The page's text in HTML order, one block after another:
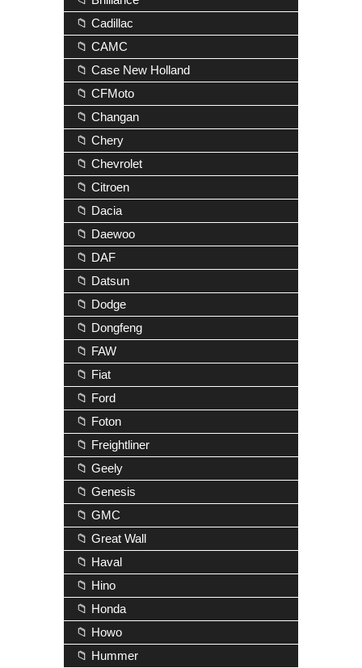
📁 Cadillac
📁 CAMC
📁 Case New Holland
📁 CFMoto
📁 Changan
📁 Chery
📁 Chevrolet
📁 Citroen
📁 Dacia
📁 Daewoo
📁 DAF
📁 Datsun
📁 Dodge
📁 Dongfeng
📁 FAW
📁 Fiat
📁 Ford
📁 Foton
📁 Freightliner
📁 Geely
📁 Genesis
📁 GMC
📁 Great Wall
📁 Haval
📁 Hino
📁 Honda
📁 Howo
📁 Hummer